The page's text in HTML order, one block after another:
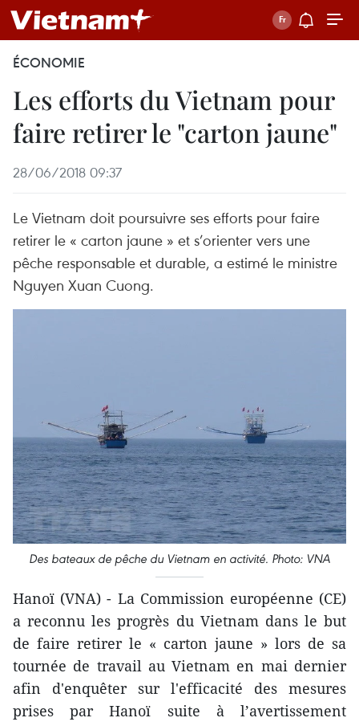
ÉCONOMIE
Les efforts du Vietnam pour
faire retirer le "carton jaune"
28/06/2018 09:37
Le Vietnam doit poursuivre ses efforts pour faire
retirer le « carton jaune » et s’orienter vers une
pêche responsable et durable, a estimé le ministre
Nguyen Xuan Cuong.
Des bateaux de pêche du Vietnam en activité. Photo: VNA
Hanoï (VNA) - La Commission européenne (CE)
a reconnu les progrès du Vietnam dans le but
de faire retirer le « carton jaune » lors de sa
tournée de travail au Vietnam en mai dernier
afin d'enquêter sur l'efficacité des mesures
prises par Hanoï suite à l’avertissement